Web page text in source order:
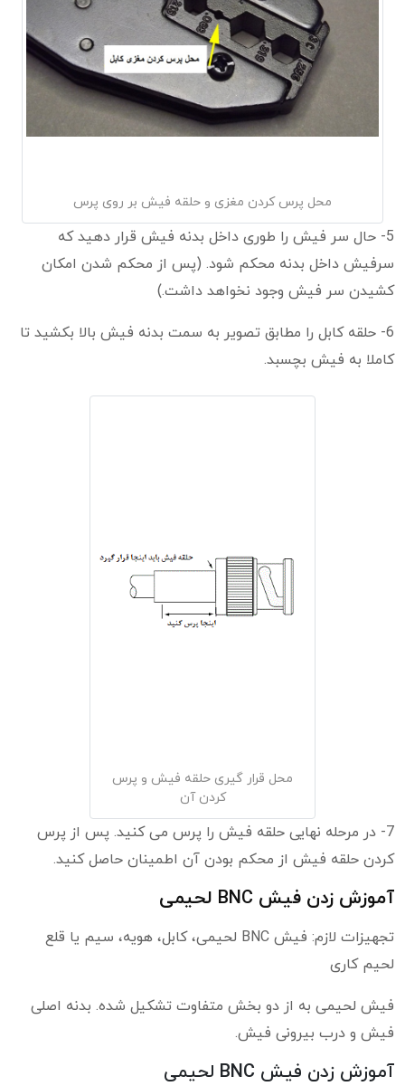
محل پرس کردن مغزی و حلقه فیش بر روی پرس
5- حال سر فیش را طوری داخل بدنه فیش قرار دهید که
سرفیش داخل بدنه محکم شود. (پس از محکم شدن امکان
کشیدن سر فیش وجود نخواهد داشت.)
6- حلقه کابل را مطابق تصویر به سمت بدنه فیش بالا بکشید تا
کاملا به فیش بچسبد.
محل قرار گیری حلقه فیش و پرس
کردن آن
7- در مرحله نهایی حلقه فیش را پرس می کنید. پس از پرس
کردن حلقه فیش از محکم بودن آن اطمینان حاصل کنید.
آموزش زدن فیش BNC لحیمی
تجهیزات لازم: فیش BNC لحیمی، کابل، هویه، سیم یا قلع
لحیم کاری
فیش لحیمی به از دو بخش متفاوت تشکیل شده. بدنه اصلی
فیش و درب بیرونی فیش.
آموزش زدن فیش BNC لحیمی